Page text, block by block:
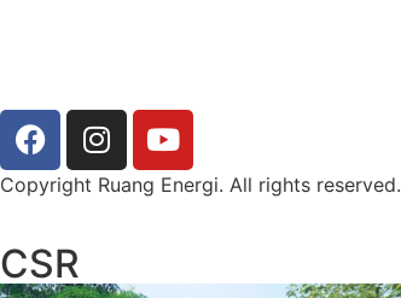
Copyright Ruang Energi. All rights reserved.
CSR